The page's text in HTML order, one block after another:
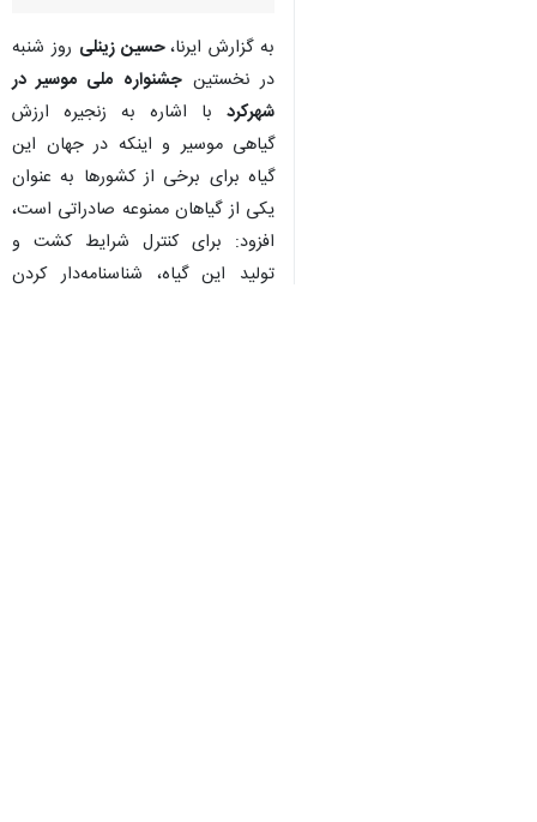
به گزارش ایرنا،حسین زینلی روز شنبه
در نخستینجشنواره ملی موسیر در
شهرکرد با اشاره به زنجیره ارزش
گیاهی موسیر و اینکه در جهان این
گیاه برای برخی از کشورها به عنوان
یکی از گیاهان ممنوعه صادراتی است،
افزود: برای کنترل شرایط کشت و
تولید این گیاه، شناسنامه‌دار کردن